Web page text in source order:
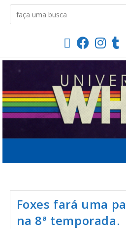
Foxes fará uma
na 8ª temporada.